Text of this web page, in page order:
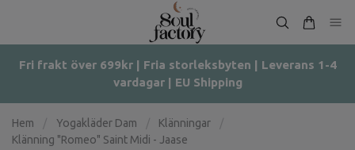
Fri frakt över 699kr | Fria storleksbyten | Leverans 1-4
vardagar | EU Shipping
Hem Yogakläder Dam Klänningar
Klänning "Romeo" Saint Midi - Jaase